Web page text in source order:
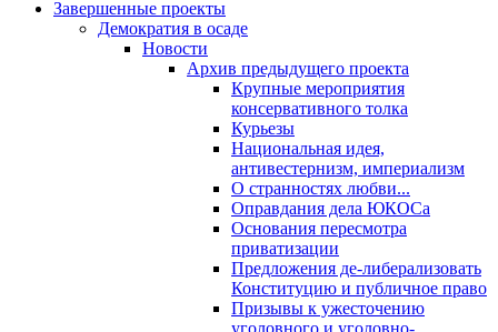
Завершенные проекты
Демократия в осаде
Новости
Архив предыдущего проекта
Крупные мероприятия
консервативного толка
Курьезы
Национальная идея,
антивестернизм, империализм
О странностях любви...
Оправдания дела ЮКОСа
Основания пересмотра
приватизации
Предложения де-либерализовать
Конституцию и публичное право
Призывы к ужесточению